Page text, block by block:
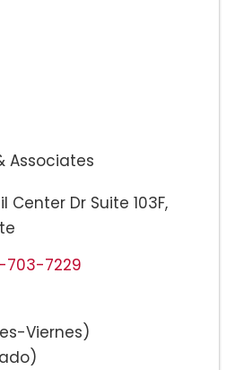
Associates
Center Dr Suite 103F,
703-7229
Viernes)